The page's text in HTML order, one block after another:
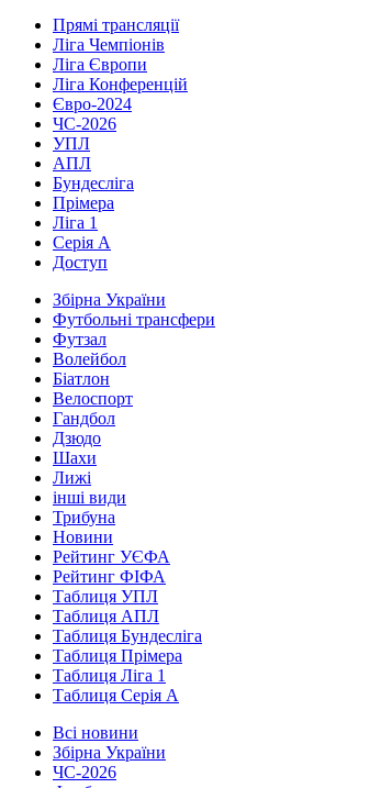
Прямі трансляції
Ліга Чемпіонів
Ліга Європи
Ліга Конференцій
Євро-2024
ЧС-2026
УПЛ
АПЛ
Бундесліга
Прімера
Ліга 1
Серія А
Доступ
Збірна України
Футбольні трансфери
Футзал
Волейбол
Біатлон
Велоспорт
Гандбол
Дзюдо
Шахи
Лижі
інші види
Трибуна
Новини
Рейтинг УЄФА
Рейтинг ФІФА
Таблиця УПЛ
Таблиця АПЛ
Таблиця Бундесліга
Таблиця Прімера
Таблиця Ліга 1
Таблиця Серія А
Всі новини
Збірна України
ЧС-2026